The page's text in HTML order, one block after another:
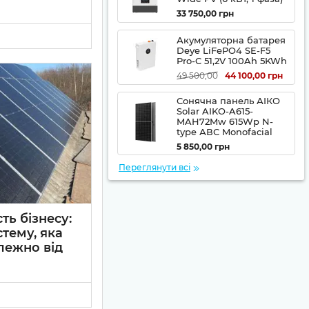
33 750,00 грн
Акумуляторна батарея
Deye LiFePO4 SE-F5
Pro-C 51,2V 100Ah 5KWh
49 500,00 44 100,00 грн
Сонячна панель АІКО
Solar AIKO-A615-
MAH72Mw 615Wp N-
type АВС Monofacial
5 850,00 грн
Переглянути всі
за
яке з них
та ОСББ, і
для
бізнесу:
яка
від
- це комплексне